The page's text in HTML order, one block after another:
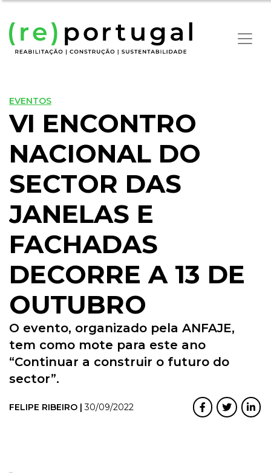
EVENTOS
VI ENCONTRO
NACIONAL DO
SECTOR DAS
JANELAS E
FACHADAS
DECORRE A 13 DE
OUTUBRO
O evento, organizado pela ANFAJE,
tem como mote para este ano
“Continuar a construir o futuro do
sector”.
FELIPE RIBEIRO |30/09/2022